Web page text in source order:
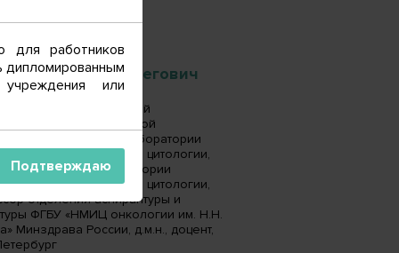
Александр Олегович
секретарь, заведующий
врач клинической
диагностики лаборатории
морфологии и цитологии,
лаборатории
морфологии и цитологии,
отделения аспирантуры и
ФГБУ «НМИЦ онкологии им. Н.Н.
Минздрава России, д.м.н., доцент,
для работников
дипломированным
учреждения или
Подтверждаю